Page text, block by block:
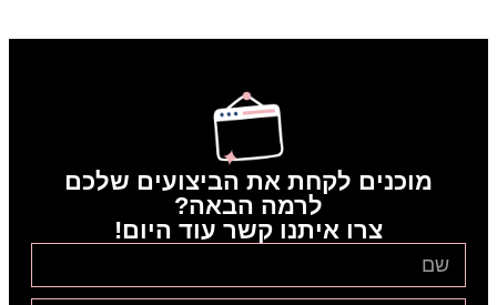
מוכנים לקחת את הביצועים שלכם
לרמה הבאה?
צרו איתנו קשר עוד היום!